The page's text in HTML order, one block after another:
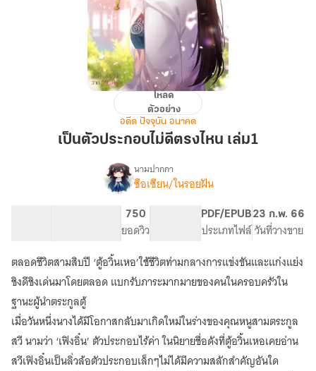
ตัวประกอบ
ไม่
ไหน
โหลด
ตัวอย่าง
อดีต ปัจจุบัน อนาคต
เป็นตัวประกอบไม่ดีตรงไหน เล่ม1
เรื่อง
ตัวประกอบ
ตรง
ไหน
เล่ม1
นามปากกา
ซือเซียน/ในรอยฝัน
750
ยอดวิว
PDF/EPUB
ประเภทไฟล์
23 ก.พ. 66
วันที่วางขาย
ตลอดชีวิตสามสิบปี ‘ตู้อวิ้นเหอ’ใช้ชีวิตท่ามกลางการแข่งขันและแก่งแย่ง
ชิงดีชิงเด่นมาโดยตลอด แบกรับภาระมากมายของคนในครอบครัวใน
ฐานะผู้นำตระกูลตู้
เมื่อวันหนึ่งนางได้มีโอกาสกลับมาเกิดใหม่ในร่างของคุณหนูสามตระกูล
สวี นามว่า ‘เฟิงอิ๋น’ ตัวประกอบไร้ค่า ในนิยายชื่อดังที่ตู้อวิ้นเหอเคยอ่าน
สวีเฟิงอิ๋นเป็นลิ่วล้อตัวประกอบเล็กๆไม่ได้มีความสลักสำคัญอันใด